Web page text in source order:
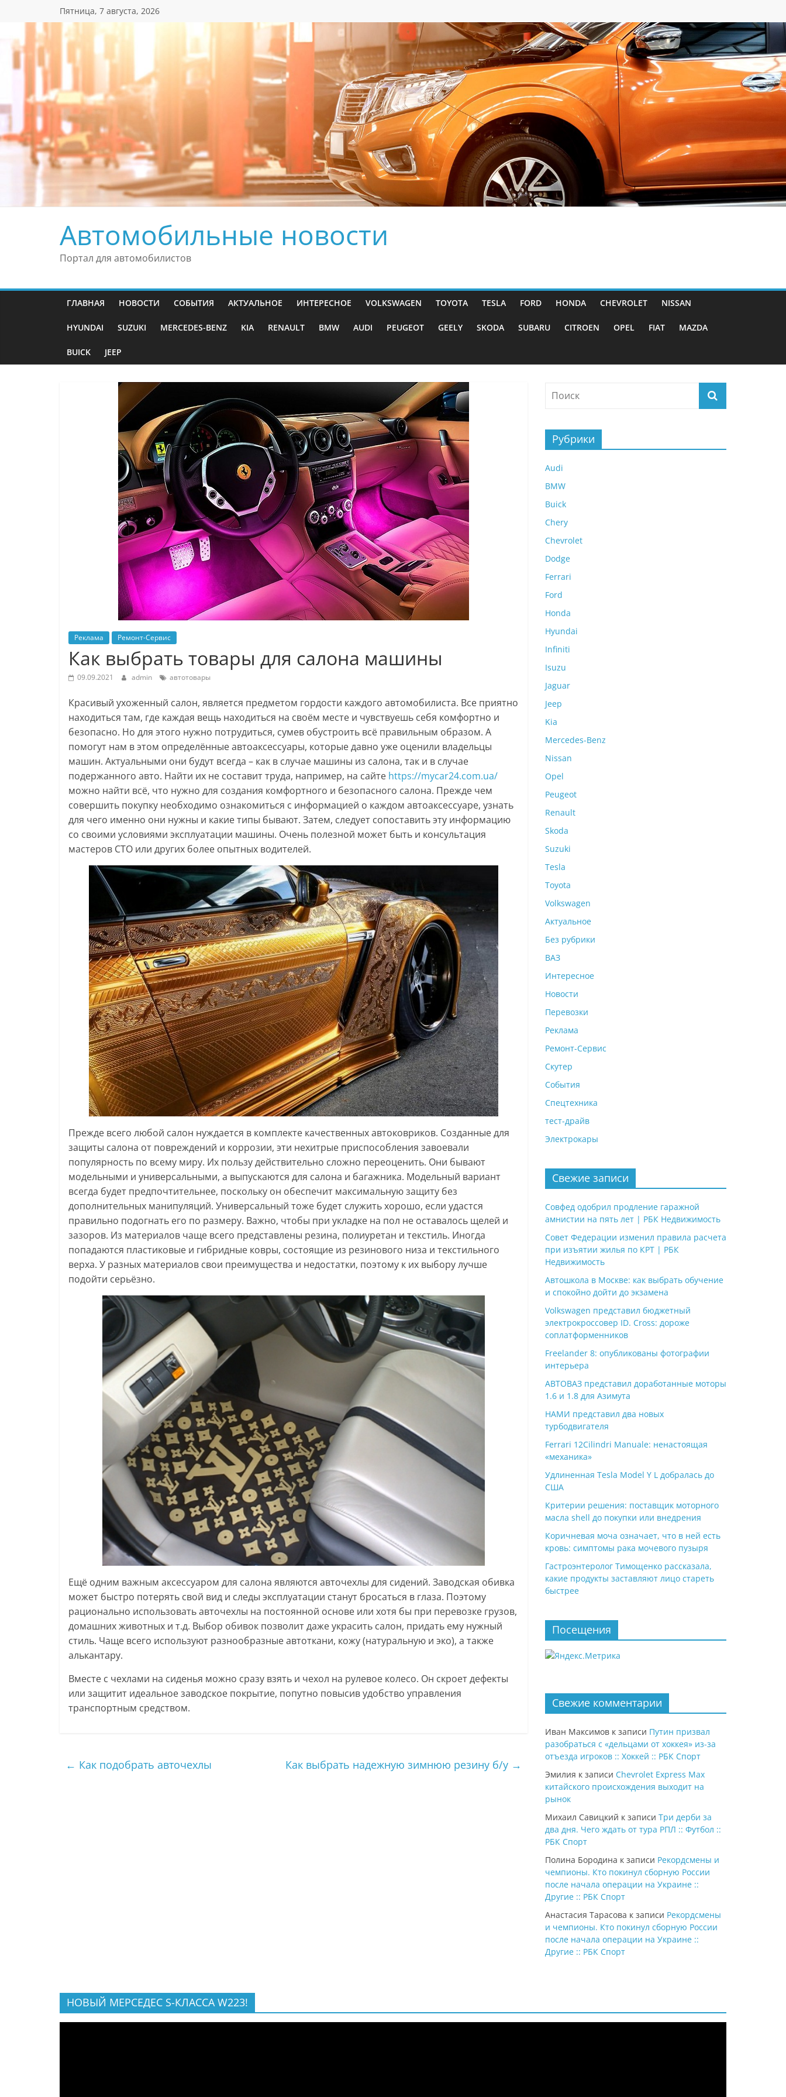
содержимому
Пятница, 7 августа, 2026
Автомобильные новости
Портал для автомобилистов
ГЛАВНАЯ НОВОСТИ СОБЫТИЯ АКТУАЛЬНОЕ ИНТЕРЕСНОЕ VOLKSWAGEN TOYOTA TESLA FORD HONDA CHEVROLET NISSAN
HYUNDAI SUZUKI MERCEDES-BENZ KIA RENAULT BMW AUDI PEUGEOT GEELY SKODA SUBARU CITROEN OPEL FIAT MAZDA
BUICK JEEP
Реклама Ремонт-Сервис
Как выбрать товары для салона машины
09.09.2021 admin автотовары
Красивый ухоженный салон, является предметом гордости каждого автомобилиста. Все приятно
находиться там, где каждая вещь находиться на своём месте и чувствуешь себя комфортно и
безопасно. Но для этого нужно потрудиться, сумев обустроить всё правильным образом. А
помогут нам в этом определённые автоаксессуары, которые давно уже оценили владельцы
машин. Актуальными они будут всегда – как в случае машины из салона, так и в случае
подержанного авто. Найти их не составит труда, например, на сайте https://mycar24.com.ua/
можно найти всё, что нужно для создания комфортного и безопасного салона. Прежде чем
совершить покупку необходимо ознакомиться с информацией о каждом автоаксессуаре, узнать
для чего именно они нужны и какие типы бывают. Затем, следует сопоставить эту информацию
со своими условиями эксплуатации машины. Очень полезной может быть и консультация
мастеров СТО или других более опытных водителей.
Прежде всего любой салон нуждается в комплекте качественных автоковриков. Созданные для
защиты салона от повреждений и коррозии, эти нехитрые приспособления завоевали
популярность по всему миру. Их пользу действительно сложно переоценить. Они бывают
модельными и универсальными, а выпускаются для салона и багажника. Модельный вариант
всегда будет предпочтительнее, поскольку он обеспечит максимальную защиту без
дополнительных манипуляций. Универсальный тоже будет служить хорошо, если удастся
правильно подогнать его по размеру. Важно, чтобы при укладке на пол не оставалось щелей и
зазоров. Из материалов чаще всего представлены резина, полиуретан и текстиль. Иногда
попадаются пластиковые и гибридные ковры, состоящие из резинового низа и текстильного
верха. У разных материалов свои преимущества и недостатки, поэтому к их выбору лучше
подойти серьёзно.
Ещё одним важным аксессуаром для салона являются авточехлы для сидений. Заводская обивка
может быстро потерять свой вид и следы эксплуатации станут бросаться в глаза. Поэтому
рационально использовать авточехлы на постоянной основе или хотя бы при перевозке грузов,
домашних животных и т.д. Выбор обивок позволит даже украсить салон, придать ему нужный
стиль. Чаще всего используют разнообразные автоткани, кожу (натуральную и эко), а также
алькантару.
Вместе с чехлами на сиденья можно сразу взять и чехол на рулевое колесо. Он скроет дефекты
или защитит идеальное заводское покрытие, попутно повысив удобство управления
транспортным средством.
← Как подобрать авточехлы Как выбрать надежную зимнюю резину б/у →
Рубрики
Audi
BMW
Buick
Chery
Chevrolet
Dodge
Ferrari
Ford
Honda
Hyundai
Infiniti
Isuzu
Jaguar
Jeep
Kia
Mercedes-Benz
Nissan
Opel
Peugeot
Renault
Skoda
Suzuki
Tesla
Toyota
Volkswagen
Актуальное
Без рубрики
ВАЗ
Интересное
Новости
Перевозки
Реклама
Ремонт-Сервис
Скутер
События
Спецтехника
тест-драйв
Электрокары
Свежие записи
Совфед одобрил продление гаражной
амнистии на пять лет | РБК Недвижимость
Совет Федерации изменил правила расчета
при изъятии жилья по КРТ | РБК
Недвижимость
Автошкола в Москве: как выбрать обучение
и спокойно дойти до экзамена
Volkswagen представил бюджетный
электрокроссовер ID. Cross: дороже
соплатформенников
Freelander 8: опубликованы фотографии
интерьера
АВТОВАЗ представил доработанные моторы
1.6 и 1.8 для Азимута
НАМИ представил два новых
турбодвигателя
Ferrari 12Cilindri Manuale: ненастоящая
«механика»
Удлиненная Tesla Model Y L добралась до
США
Критерии решения: поставщик моторного
масла shell до покупки или внедрения
Коричневая моча означает, что в ней есть
кровь: симптомы рака мочевого пузыря
Гастроэнтеролог Тимощенко рассказала,
какие продукты заставляют лицо стареть
быстрее
Посещения
Свежие комментарии
Иван Максимов к записи Путин призвал
разобраться с «дельцами от хоккея» из-за
отъезда игроков :: Хоккей :: РБК Спорт
Эмилия к записи Chevrolet Express Max
китайского происхождения выходит на
рынок
Михаил Савицкий к записи Три дерби за
два дня. Чего ждать от тура РПЛ :: Футбол ::
РБК Спорт
Полина Бородина к записи Рекордсмены и
чемпионы. Кто покинул сборную России
после начала операции на Украине ::
Другие :: РБК Спорт
Анастасия Тарасова к записи Рекордсмены
и чемпионы. Кто покинул сборную России
после начала операции на Украине ::
Другие :: РБК Спорт
НОВЫЙ МЕРСЕДЕС S-КЛАССА W223!